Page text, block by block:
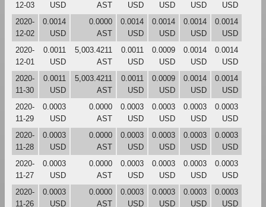
12-03
USD
AST
USD
USD
USD
USD
2020-
12-02
0.0014
USD
0.0000
AST
0.0014
USD
0.0014
USD
0.0014
USD
0.0014
USD
2020-
12-01
0.0011
USD
5,003.4211
AST
0.0011
USD
0.0009
USD
0.0014
USD
0.0014
USD
2020-
11-30
0.0011
USD
5,003.4211
AST
0.0011
USD
0.0009
USD
0.0014
USD
0.0014
USD
2020-
11-29
0.0003
USD
0.0000
AST
0.0003
USD
0.0003
USD
0.0003
USD
0.0003
USD
2020-
11-28
0.0003
USD
0.0000
AST
0.0003
USD
0.0003
USD
0.0003
USD
0.0003
USD
2020-
11-27
0.0003
USD
0.0000
AST
0.0003
USD
0.0003
USD
0.0003
USD
0.0003
USD
2020-
11-26
0.0003
USD
0.0000
AST
0.0003
USD
0.0003
USD
0.0003
USD
0.0003
USD